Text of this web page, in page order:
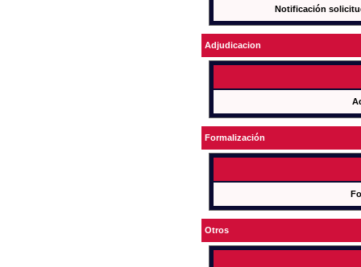
Notificación
Adjudicacion
Formalización
Otros